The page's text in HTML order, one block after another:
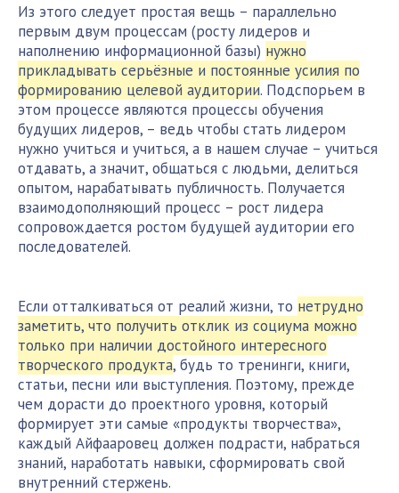
Из этого следует простая вещь – параллельно
первым двум процессам (росту лидеров и
наполнению информационной базы) нужно
прикладывать серьёзные и постоянные усилия по
формированию целевой аудитории. Подспорьем в
этом процессе являются процессы обучения
будущих лидеров, – ведь чтобы стать лидером
нужно учиться и учиться, а в нашем случае – учиться
отдавать, а значит, общаться с людьми, делиться
опытом, нарабатывать публичность. Получается
взаимодополняющий процесс – рост лидера
сопровождается ростом будущей аудитории его
последователей.
Если отталкиваться от реалий жизни, то нетрудно
заметить, что получить отклик из социума можно
только при наличии достойного интересного
творческого продукта, будь то тренинги, книги,
статьи, песни или выступления. Поэтому, прежде
чем дорасти до проектного уровня, который
формирует эти самые «продукты творчества»,
каждый Айфааровец должен подрасти, набраться
знаний, наработать навыки, сформировать свой
внутренний стержень.